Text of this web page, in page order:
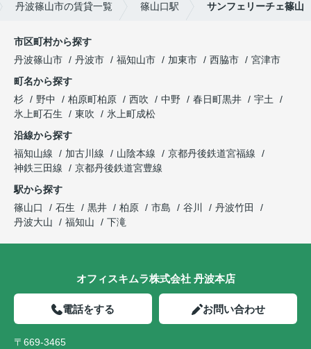
丹波篠山市の賃貸一覧 篠山口駅 サンフェリーチェ篠山
市区町村から探す
丹波篠山市
丹波市 福知山市 加東市 西脇市
宮津市
町名から探す
杉
野中 柏原町柏原 西吹 中野 春日町黒井
宇土
氷上町石生
東吹
氷上町成松
沿線から探す
福知山線
加古川線 山陰本線
京都丹後鉄道宮福線
神鉄三田線
京都丹後鉄道宮豊線
駅から探す
篠山口
石生 黒井 柏原 市島 谷川
丹波竹田
丹波大山
福知山 下滝
オフィスキムラ株式会社 丹波本店
電話をする お問い合わせ
〒669-3465